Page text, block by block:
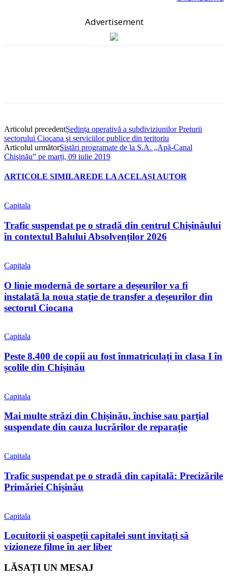
Advertisement
Articolul precedentȘedința operativă a subdiviziunilor Preturii
sectorului Ciocana şi serviciilor publice din teritoriu
Articolul următorSistări programate de la S.A. „Apă-Canal
Chişinău” pe marți, 09 iulie 2019
ARTICOLE SIMILAREDE LA ACELAȘI AUTOR
Capitala
Trafic suspendat pe o stradă din centrul Chișinăului
în contextul Balului Absolvenților 2026
Capitala
O linie modernă de sortare a deșeurilor va fi
instalată la noua stație de transfer a deșeurilor din
sectorul Ciocana
Capitala
Peste 8.400 de copii au fost înmatriculați în clasa I în
școlile din Chișinău
Capitala
Mai multe străzi din Chișinău, închise sau parțial
suspendate din cauza lucrărilor de reparație
Capitala
Trafic suspendat pe o stradă din capitală: Precizările
Primăriei Chișinău
Capitala
Locuitorii și oaspeții capitalei sunt invitați să
vizioneze filme în aer liber
LĂSAȚI UN MESAJ